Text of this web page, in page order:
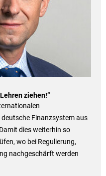
ziehen!“
Finanzsystem aus
dies weiterhin so
wo bei Regulierung,
nachgeschärft werden